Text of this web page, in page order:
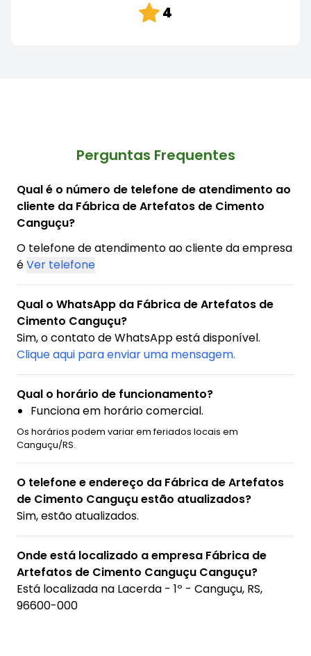
4
Perguntas Frequentes
Qual é o número de telefone de atendimento ao
cliente da Fábrica de Artefatos de Cimento
Canguçu?
O telefone de atendimento ao cliente da empresa
éVer telefone
Qual o WhatsApp da Fábrica de Artefatos de
Cimento Canguçu?
Sim, o contato de WhatsApp está disponível.
Clique aqui para enviar uma mensagem.
Qual o horário de funcionamento?
Funciona em horário comercial.
Os horários podem variar em feriados locais em
Canguçu/RS.
O telefone e endereço da Fábrica de Artefatos
de Cimento Canguçu estão atualizados?
Sim, estão atualizados.
Onde está localizado a empresa Fábrica de
Artefatos de Cimento Canguçu Canguçu?
Está localizada na Lacerda - 1º - Canguçu, RS,
96600-000